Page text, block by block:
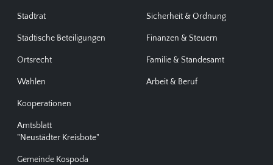
Stadtrat
Städtische Beteiligungen
Ortsrecht
Wahlen
Kooperationen
Amtsblatt
"Neustädter Kreisbote"
Gemeinde Kospoda
Sicherheit & Ordnung
Finanzen & Steuern
Familie & Standesamt
Arbeit & Beruf